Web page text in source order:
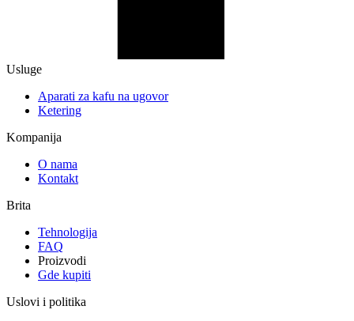
Usluge
Aparati za kafu na ugovor
Ketering
Kompanija
O nama
Kontakt
Brita
Tehnologija
FAQ
Proizvodi
Gde kupiti
Uslovi i politika